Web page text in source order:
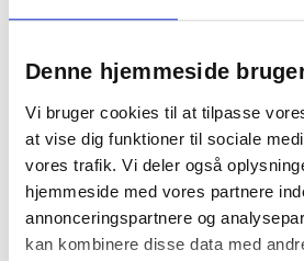
Denne hjemmeside
Vi bruger cookies til at tilpasse
at vise dig funktioner til sociale
vores trafik. Vi deler også
hjemmeside med vores partnere
annonceringspartnere og
kan kombinere disse data med
Den bliver først produceret, når
Derfor kan du ikke afbestille eller
snart vi har bekræftet
både for private og
At producere tavler på bestilling
på fabrikken samt et stort
skal produceres særligt til dig,
hverdage før varen kan leveres.